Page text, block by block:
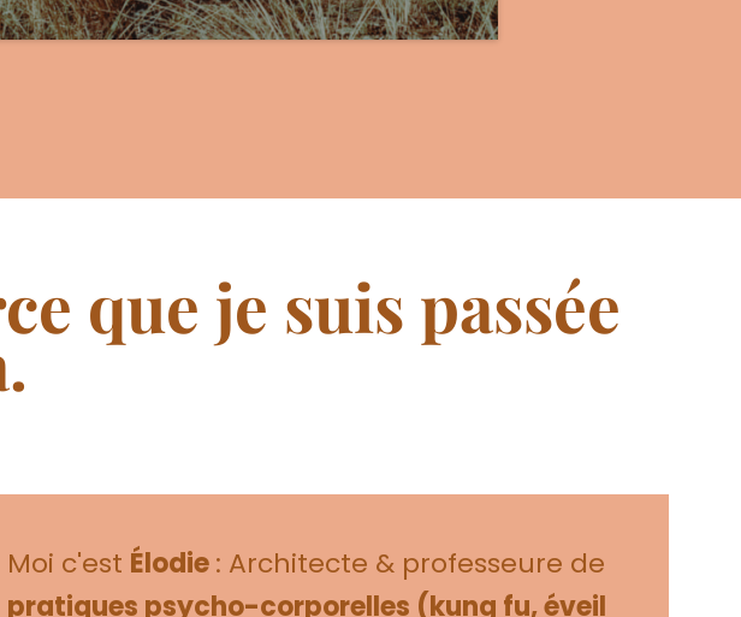
que je suis passée
Moi c'est Élodie: Architecte & professeure de
pratiques psycho-corporelles (kung fu, éveil